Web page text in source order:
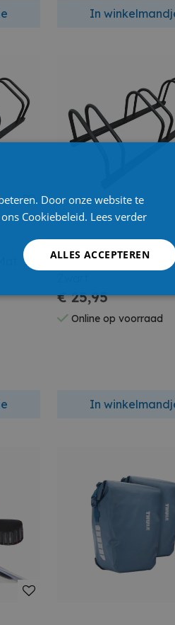
In
Galico
Fietsenrek 3 Fietsen
€ 25,95
Online op voorraad
In
Door onze website te
Cookiebeleid. Lees verder
ALLES ACCEPTEREN